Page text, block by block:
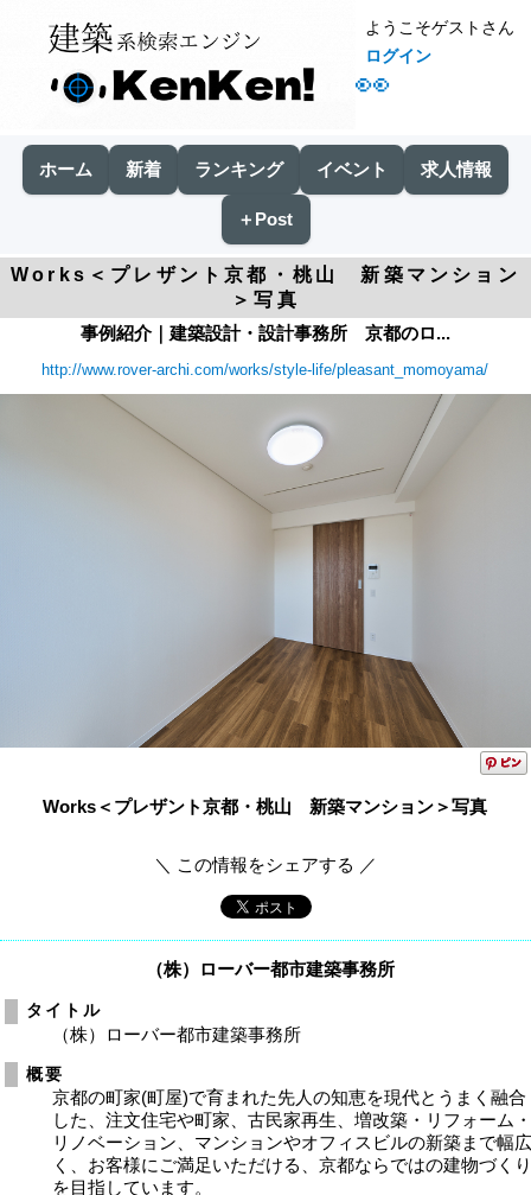
👀
ようこそゲストさん
ログイン
ホーム 新着 ランキング イベント 求人情報
＋Post
Works＜プレザント京都・桃山 新築マンション
＞写真
事例紹介｜建築設計・設計事務所 京都のロ...
http://www.rover-archi.com/works/style-life/pleasant_momoyama/
Works＜プレザント京都・桃山 新築マンション＞写真
＼ この情報をシェアする ／
（株）ローバー都市建築事務所
タイトル
（株）ローバー都市建築事務所
概要
京都の町家(町屋)で育まれた先人の知恵を現代とうまく融合
した、注文住宅や町家、古民家再生、増改築・リフォーム
リノベーション、マンションやオフィスビルの新築まで幅
く、お客様にご満足いただける、京都ならではの建物づく
を目指しています。